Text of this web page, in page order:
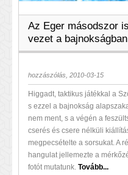
Az Eger másodszor
vezet a bajnokságban
hozzászólás, 2010-03-15
Higgadt, taktikus játékkal a
s ezzel a bajnokság
nem ment, s a végén a
cserés és csere nélküli
megpecsételte a sorsukat. A
hangulat jellemezte a
fotót mutatunk. Tovább...